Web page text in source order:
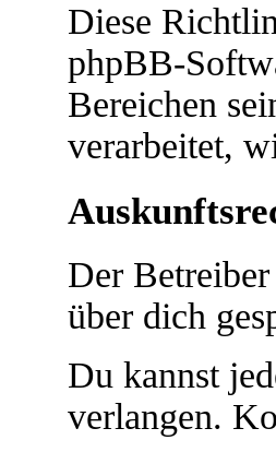
Diese
phpBB-
Bereichen
verarbeitet,
Der
über dich
Du kannst
verlangen.